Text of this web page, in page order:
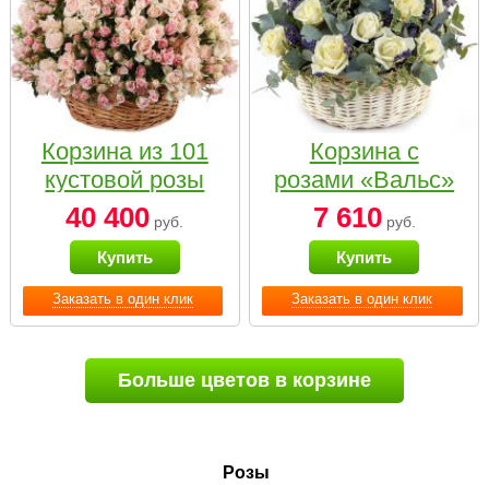
Заказать в один клик
Корзина из 101
кустовой розы
нежных тонов
40 400 руб.
Купить
Заказать в один клик
Корзина с
розами «Вальс»
7 610руб.
Купить
Больше цветов в корзине
Розы